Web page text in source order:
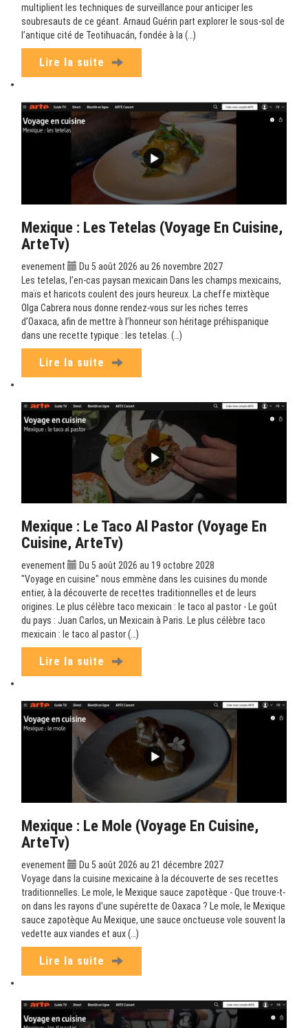
multiplient les techniques de surveillance pour anticiper les
soubresauts de ce géant. Arnaud Guérin part explorer le sous-sol de
l’antique cité de Teotihuacán, fondée à la (…)
Lire la suite
Mexique : Les Tetelas (Voyage En Cuisine,
ArteTv)
evenement
Du 5 août 2026 au 26 novembre 2027
Les tetelas, l’en-cas paysan mexicain Dans les champs mexicains,
maïs et haricots coulent des jours heureux. La cheffe mixtèque
Olga Cabrera nous donne rendez-vous sur les riches terres
d’Oaxaca, afin de mettre à l’honneur son héritage préhispanique
dans une recette typique : les tetelas. (…)
Lire la suite
Mexique : Le Taco Al Pastor (Voyage En
Cuisine, ArteTv)
evenement
Du 5 août 2026 au 19 octobre 2028
"Voyage en cuisine" nous emmène dans les cuisines du monde
entier, à la découverte de recettes traditionnelles et de leurs
origines. Le plus célèbre taco mexicain : le taco al pastor - Le goût
du pays : Juan Carlos, un Mexicain à Paris. Le plus célèbre taco
mexicain : le taco al pastor (…)
Lire la suite
Mexique : Le Mole (Voyage En Cuisine,
ArteTv)
evenement
Du 5 août 2026 au 21 décembre 2027
Voyage dans la cuisine mexicaine à la découverte de ses recettes
traditionnelles. Le mole, le Mexique sauce zapotèque - Que trouve-t-
on dans les rayons d’une supérette de Oaxaca ? Le mole, le Mexique
sauce zapotèque Au Mexique, une sauce onctueuse vole souvent la
vedette aux viandes et aux (…)
Lire la suite